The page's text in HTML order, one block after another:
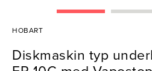
HOBART
Diskmaskin typ